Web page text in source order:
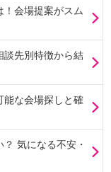
会場提案がスム
談先別特徴から結
能な会場探しと確
気になる不安・